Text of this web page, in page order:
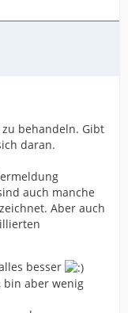
behandeln. Gibt
daran.
auch manche
Aber auch
besser
bin aber wenig